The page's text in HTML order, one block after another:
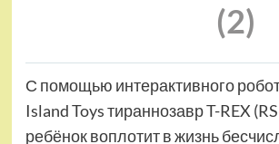
(2)
С помощью интерактивного
Island Toys тираннозавр T-REX
ребёнок воплотит в жизнь